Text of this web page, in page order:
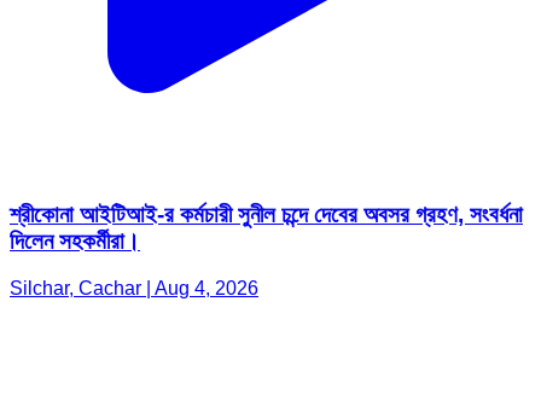
শ্রীকোনা আইটিআই-র কর্মচারী সুনীল চন্দে দেবের অবসর গ্রহণ, সংবর্ধনা
দিলেন সহকর্মীরা।
Silchar, Cachar | Aug 4, 2026